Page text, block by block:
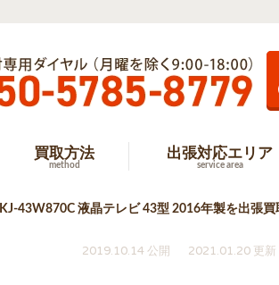
買取方法
method
出張対応エリア
service area
43W870C 液晶テレビ 43型 2016年製を出張買
2019.10.14 公開
2021.01.20 更新